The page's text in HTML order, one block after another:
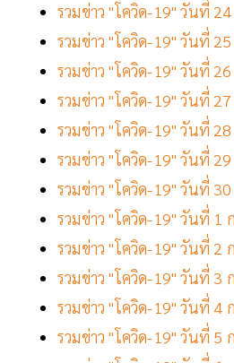
รวมข่าว "โควิด-19" วันที่
รวมข่าว "โควิด-19" วันที่
รวมข่าว "โควิด-19" วันที่
รวมข่าว "โควิด-19" วันที่
รวมข่าว "โควิด-19" วันที่
รวมข่าว "โควิด-19" วันที่
รวมข่าว "โควิด-19" วันที่
รวมข่าว "โควิด-19" วันที่ 1
รวมข่าว "โควิด-19" วันที่ 2
รวมข่าว "โควิด-19" วันที่ 3
รวมข่าว "โควิด-19" วันที่ 4
รวมข่าว "โควิด-19" วันที่ 5